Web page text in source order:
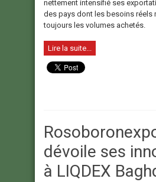
nettement intensifié ses
des pays dont les besoins réels
toujours les volumes achetés.
Lire la suite...
dévoile ses
à LIQDEX